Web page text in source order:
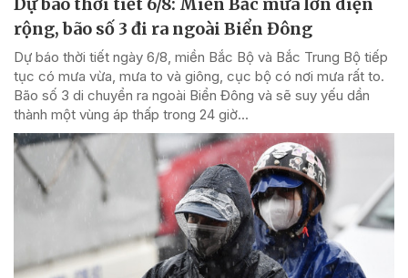
Dự báo thời tiết 6/8: Miền Bắc mưa lớn diện
rộng, bão số 3 đi ra ngoài Biển Đông
Dự báo thời tiết ngày 6/8, miền Bắc Bộ và Bắc Trung Bộ tiếp
tục có mưa vừa, mưa to và giông, cục bộ có nơi mưa rất to.
Bão số 3 di chuyển ra ngoài Biển Đông và sẽ suy yếu dần
thành một vùng áp thấp trong 24 giờ...